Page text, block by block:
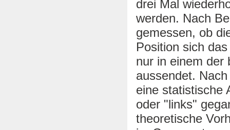
drei Mal
werden. Nach
gemessen, ob
Position sich
nur in einem der
aussendet.
eine statistische
oder "links"
theoretische